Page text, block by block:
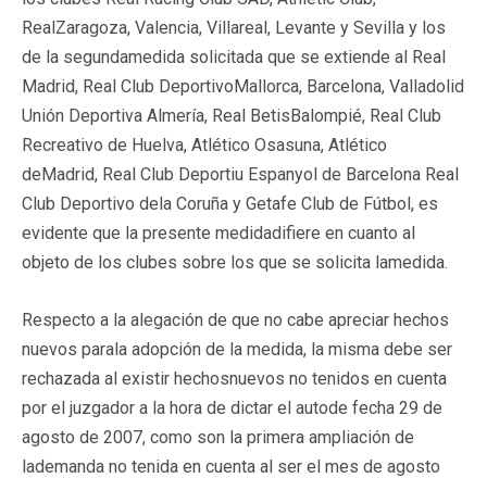
RealZaragoza, Valencia, Villareal, Levante y Sevilla y los
de la segundamedida solicitada que se extiende al Real
Madrid, Real Club DeportivoMallorca, Barcelona, Valladolid
Unión Deportiva Almería, Real BetisBalompié, Real Club
Recreativo de Huelva, Atlético Osasuna, Atlético
deMadrid, Real Club Deportiu Espanyol de Barcelona Real
Club Deportivo dela Coruña y Getafe Club de Fútbol, es
evidente que la presente medidadifiere en cuanto al
objeto de los clubes sobre los que se solicita lamedida.
Respecto a la alegación de que no cabe apreciar hechos
nuevos parala adopción de la medida, la misma debe ser
rechazada al existir hechosnuevos no tenidos en cuenta
por el juzgador a la hora de dictar el autode fecha 29 de
agosto de 2007, como son la primera ampliación de
lademanda no tenida en cuenta al ser el mes de agosto